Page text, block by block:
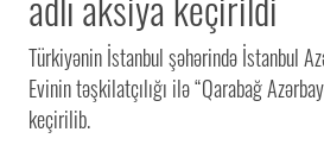
Türkiyənin İstanbul şəhərində İstanbul
Evinin təşkilatçılığı ilə “Qarabağ
keçirilib.